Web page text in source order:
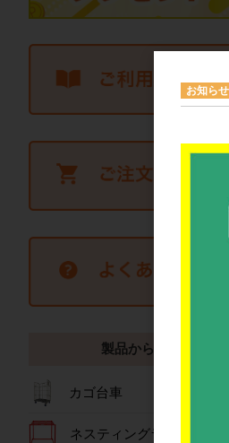
製品から探す
カゴ台車
ネスティングラック
お知らせ